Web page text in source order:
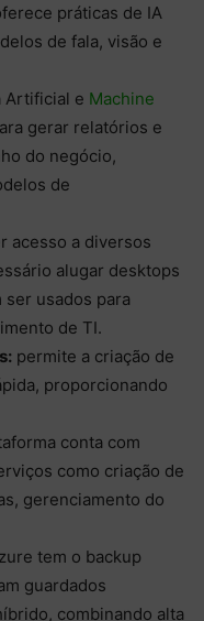
práticas de IA
de fala, visão e
Artificial e Machine
gerar relatórios e
do negócio,
de
acesso a diversos
alugar desktops
ser usados para
de TI.
permite a criação de
proporcionando
conta com
como criação de
gerenciamento do
tem o backup
guardados
combinando alta